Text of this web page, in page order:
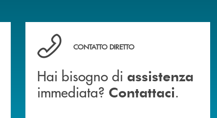
Hai bisogno di assistenza immediata? Contattaci .
CONTATTO DIRETTO
Hai bisogno di assistenza
immediata? Contattaci.